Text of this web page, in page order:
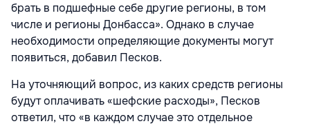
брать в подшефные себе другие регионы, в том
числе и регионы Донбасса». Однако в случае
необходимости определяющие документы могут
появиться, добавил Песков.
На уточняющий вопрос, из каких средств регионы
будут оплачивать «шефские расходы», Песков
ответил, что «в каждом случае это отдельное